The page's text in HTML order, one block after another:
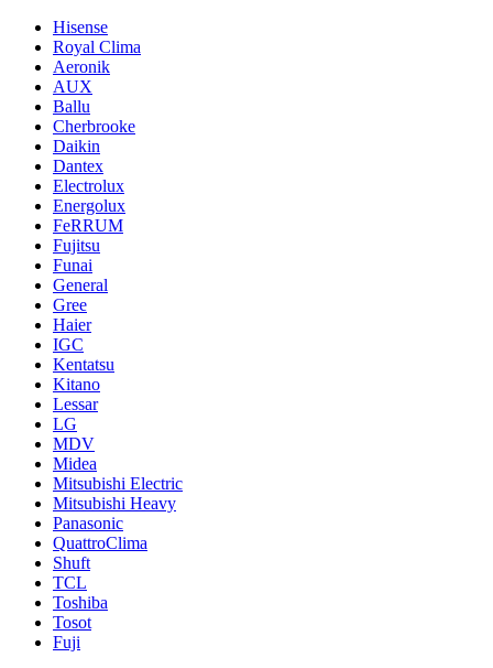
Hisense
Royal Clima
Aeronik
AUX
Ballu
Cherbrooke
Daikin
Dantex
Electrolux
Energolux
FeRRUM
Fujitsu
Funai
General
Gree
Haier
IGC
Kentatsu
Kitano
Lessar
LG
MDV
Midea
Mitsubishi Electric
Mitsubishi Heavy
Panasonic
QuattroClima
Shuft
TCL
Toshiba
Tosot
Fuji